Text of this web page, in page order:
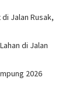
Jalan Rusak,
di Jalan
2026